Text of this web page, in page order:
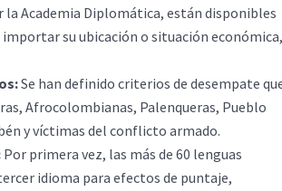
Academia Diplomática, están disponibles
su ubicación o situación económica,
Se han definido criterios de desempate
Afrocolombianas, Palenqueras, Pueblo
y víctimas del conflicto armado.
Por primera vez, las más de 60 lenguas
idioma para efectos de puntaje,